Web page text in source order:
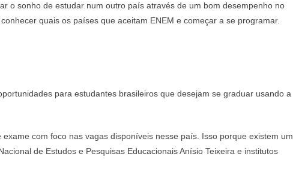
o sonho de estudar num outro país através de um bom desempenho no
quais os países que aceitam ENEM e começar a se programar.
para estudantes brasileiros que desejam se graduar usando a
com foco nas vagas disponíveis nesse país. Isso porque existem um
de Estudos e Pesquisas Educacionais Anísio Teixeira e institutos